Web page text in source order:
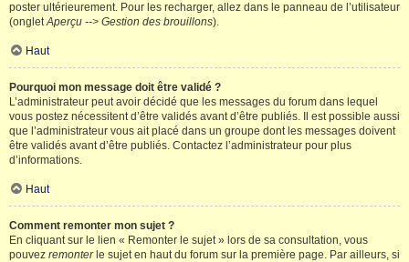
poster ultérieurement. Pour les recharger, allez dans le panneau de l’utilisateur
(ongletAperçu --> Gestion des brouillons).
Haut
Pourquoi mon message doit être validé ?
L’administrateur peut avoir décidé que les messages du forum dans lequel
vous postez nécessitent d’être validés avant d’être publiés. Il est possible aussi
que l’administrateur vous ait placé dans un groupe dont les messages doivent
être validés avant d’être publiés. Contactez l’administrateur pour plus
d’informations.
Haut
Comment remonter mon sujet ?
En cliquant sur le lien « Remonter le sujet » lors de sa consultation, vous
pouvez remonterle sujet en haut du forum sur la première page. Par ailleurs, si